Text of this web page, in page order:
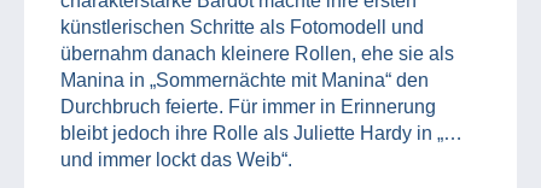
künstlerischen Schritte als Fotomodell und
übernahm danach kleinere Rollen, ehe sie als
Manina in „Sommernächte mit Manina“ den
Durchbruch feierte. Für immer in Erinnerung
bleibt jedoch ihre Rolle als Juliette Hardy in „…
und immer lockt das Weib“.